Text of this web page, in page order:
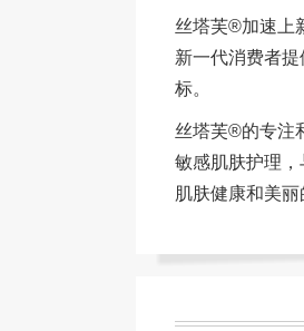
丝塔芙®加速上
新一代消费者
标。
丝塔芙®的专注
敏感肌肤护理
肌肤健康和美